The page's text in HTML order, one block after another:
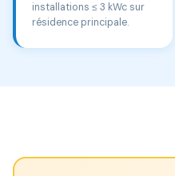
installations ≤ 3 kWc sur
résidence principale.